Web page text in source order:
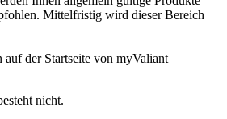
Mittelfristig wird dieser Bereich
der Startseite von myValiant
nicht.